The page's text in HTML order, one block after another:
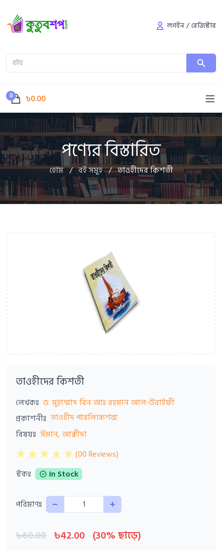
লগইন/রেজিস্টার
0 ৳0.00
পণ্যের বিস্তারিত
হোম / বই সমূহ / তাওহীদের কিশতী
তাওহীদের কিশতী
লেখকঃ ড. মুহাম্মাদ বিন আঃ রহমান আল-উরাইফী
প্রকাশনীঃ তাওহীদ পাবলিকেশন্স
বিষয়ঃ ঈমান, আক্বীদা
(00 Reviews)
স্টকঃ
In Stock
পরিমাণঃ Quantity
৳60.00 ৳42.00 (30% ছাড়ে)